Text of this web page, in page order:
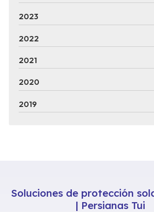
2023
2022
2021
2020
2019
Soluciones de protección
| Persianas Tui